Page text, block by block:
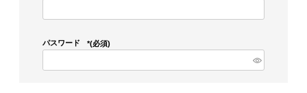
パスワード (必須)